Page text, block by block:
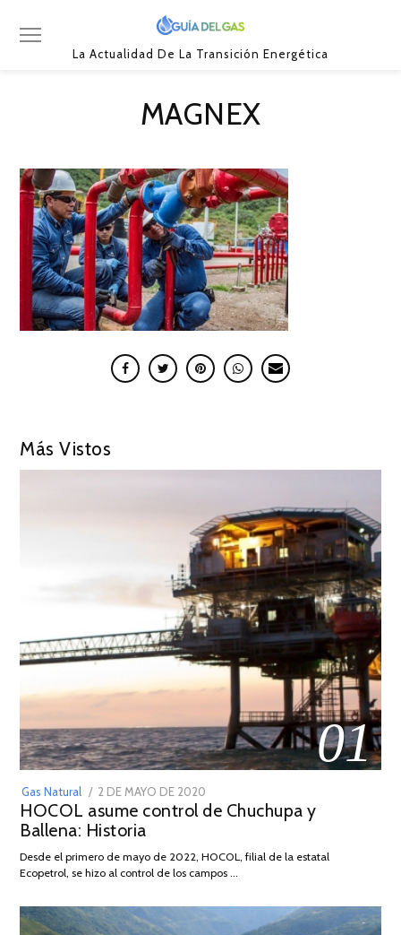
La Actualidad De La Transición Energética
MAGNEX
Más Vistos
01
Gas Natural
POSTED
ON
2 DE MAYO DE 2020
DE
2026
HOCOL asume control de Chuchupa y
Ballena: Historia
Desde el primero de mayo de 2022, HOCOL, filial de la estatal
Ecopetrol, se hizo al control de los campos …